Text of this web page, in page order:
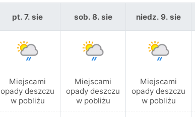
pt. 7. sie
Miejscami
opady deszczu
w pobliżu
sob. 8. sie
Miejscami
opady deszczu
w pobliżu
niedz. 9. sie
Miejscami
opady deszczu
w pobliżu